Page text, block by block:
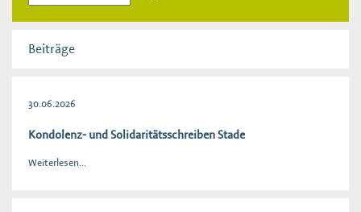
Beiträge
30.06.2026
Kondolenz- und Solidaritätsschreiben Stade
Weiterlesen...